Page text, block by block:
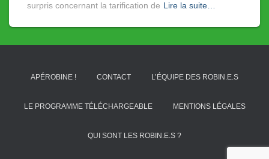
surpris concernant la tarification de Lire la suite…
APÉROBINE ! CONTACT L’ÉQUIPE DES ROBIN.E.S
LE PROGRAMME TÉLÉCHARGEABLE MENTIONS LÉGALES
QUI SONT LES ROBIN.E.S ?